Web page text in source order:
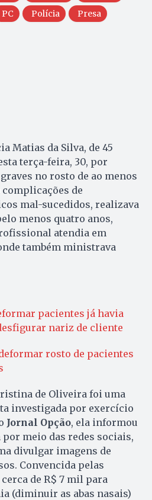
PC Polícia Presa
Matias da Silva, de 45
terça-feira, 30, por
no rosto de ao menos
complicações de
mal-sucedidos, realizava
menos quatro anos,
atendia em
também ministrava
pacientes já havia
nariz de cliente
rosto de pacientes
de Oliveira foi uma
investigada por exercício
Jornal Opção, ela informou
por meio das redes sociais,
divulgar imagens de
Convencida pelas
de R$ 7 mil para
(diminuir as abas nasais)